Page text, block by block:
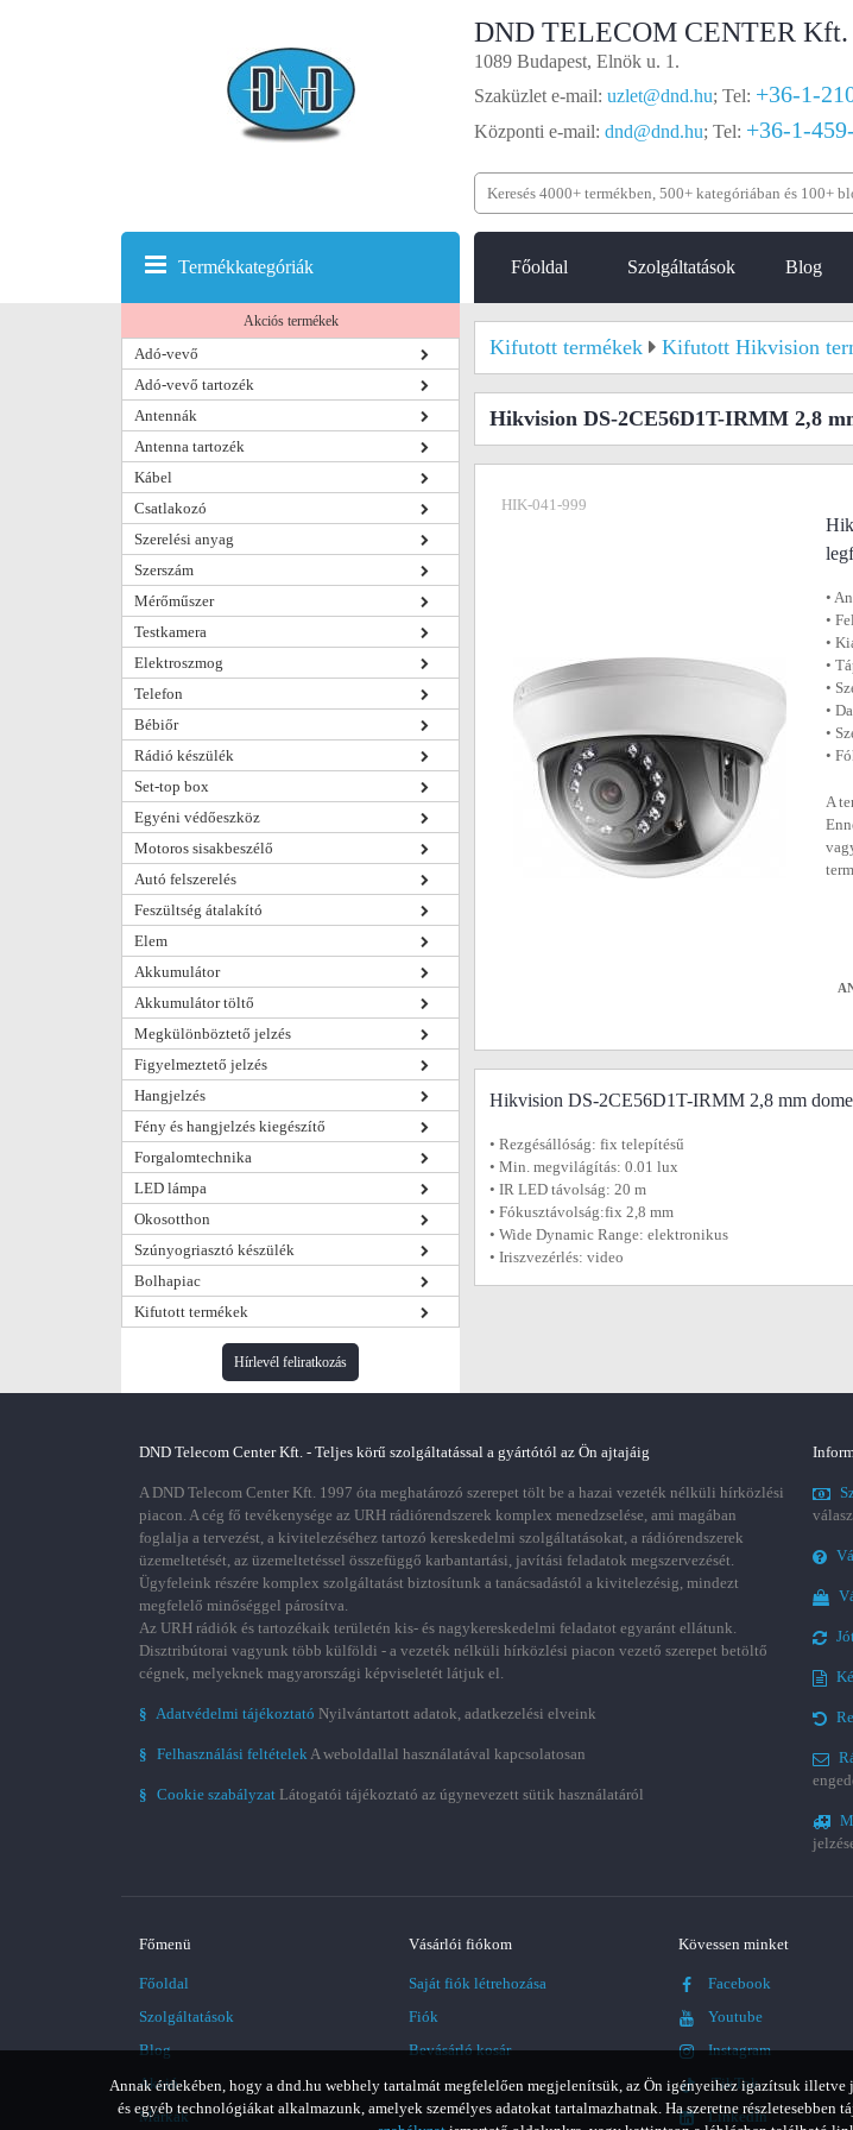
DND TELECOM CENTER Kft.
1089 Budapest, Elnök u. 1.
Szaküzlet e-mail: uzlet@dnd.hu; Tel: +36-1-
Központi e-mail: dnd@dnd.hu; Tel: +36-1-
Főoldal Szolgáltatások Blog
Termékkategóriák
Akciós termékek
Adó-vevő
Adó-vevő tartozék
Antennák
Antenna tartozék
Kábel
Csatlakozó
Szerelési anyag
Szerszám
Mérőműszer
Testkamera
Elektroszmog
Telefon
Bébiőr
Rádió készülék
Set-top box
Egyéni védőeszköz
Motoros sisakbeszélő
Autó felszerelés
Feszültség átalakító
Elem
Akkumulátor
Akkumulátor töltő
Megkülönböztető jelzés
Figyelmeztető jelzés
Hangjelzés
Fény és hangjelzés kiegészítő
Forgalomtechnika
LED lámpa
Okosotthon
Szúnyogriasztó készülék
Bolhapiac
Kifutott termékek
Hírlevél feliratkozás
Kifutott termékek Kifutott Hikvision
Hikvision DS-2CE56D1T-IRMM 2,8
HIK-041-999
•
•
•
•
•
•
•
•
A
Hikvision DS-2CE56D1T-IRMM 2,8 mm dome
• Rezgésállóság: fix telepítésű
• Min. megvilágítás: 0.01 lux
• IR LED távolság: 20 m
• Fókusztávolság:fix 2,8 mm
• Wide Dynamic Range: elektronikus
• Iriszvezérlés: video
Annak érdekében, hogy a dnd.hu webhely tartalmát megfelelően megjelenítsük, az Ön igényeihez igazítsuk
és egyéb technológiákat alkalmazunk, amelyek személyes adatokat tartalmazhatnak. Ha szeretne részletesebben
DND Telecom Center Kft. - Teljes körű szolgáltatással a gyártótól az Ön ajtajáig
A DND Telecom Center Kft. 1997 óta meghatározó szerepet tölt be a hazai vezeték nélküli hírközlési
piacon. A cég fő tevékenysége az URH rádiórendszerek komplex menedzselése, ami magában
foglalja a tervezést, a kivitelezéséhez tartozó kereskedelmi szolgáltatásokat, a rádiórendszerek
üzemeltetését, az üzemeltetéssel összefüggő karbantartási, javítási feladatok megszervezését.
Ügyfeleink részére komplex szolgáltatást biztosítunk a tanácsadástól a kivitelezésig, mindezt
megfelelő minőséggel párosítva.
Az URH rádiók és tartozékaik területén kis- és nagykereskedelmi feladatot egyaránt ellátunk.
Disztribútorai vagyunk több külföldi - a vezeték nélküli hírközlési piacon vezető szerepet betöltő
cégnek, melyeknek magyarországi képviseletét látjuk el.
§ Adatvédelmi tájékoztató Nyilvántartott adatok, adatkezelési elveink
§ Felhasználási feltételekA weboldallal használatával kapcsolatosan
§ Cookie szabályzat Látogatói tájékoztató az úgynevezett sütik használatáról
Főmenü
Főoldal
Szolgáltatások
Blog
Akció
Márkák
Vásárlói fiókom
Saját fiók létrehozása
Fiók
Bevásárló kosár
Kövessen minket
Facebook
Youtube
Instagram
TikTok
LinkedIn